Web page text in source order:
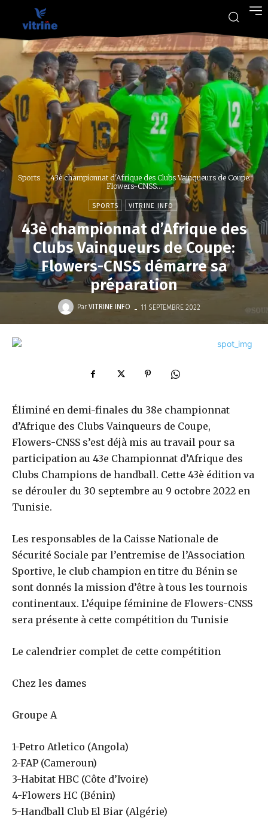
Sports
43è championnat d'Afrique des Clubs Vainqueurs de Coupe:
Flowers-CNSS...
SPORTS VITRINE INFO
43è championnat d’Afrique des
Clubs Vainqueurs de Coupe:
Flowers-CNSS démarre sa
préparation
Par VITRINE INFO - 11 SEPTEMBRE 2022
Éliminé en demi-finales du 38e championnat
d’Afrique des Clubs Vainqueurs de Coupe,
Flowers-CNSS s’est déjà mis au travail pour sa
participation au 43e Championnat d’Afrique des
Clubs Champions de handball. Cette 43è édition va
se dérouler du 30 septembre au 9 octobre 2022 en
Tunisie.
Les responsables de la Caisse Nationale de
Sécurité Sociale par l’entremise de l’Association
Sportive, le club champion en titre du Bénin se
sont donnés la mission d’être à tous les tournois
continentaux. L’équipe féminine de Flowers-CNSS
sera présente à cette compétition du Tunisie
Le calendrier complet de cette compétition
Chez les dames
Groupe A
1-Petro Atletico (Angola)
2-FAP (Cameroun)
3-Habitat HBC (Côte d’Ivoire)
4-Flowers HC (Bénin)
5-Handball Club El Biar (Algérie)